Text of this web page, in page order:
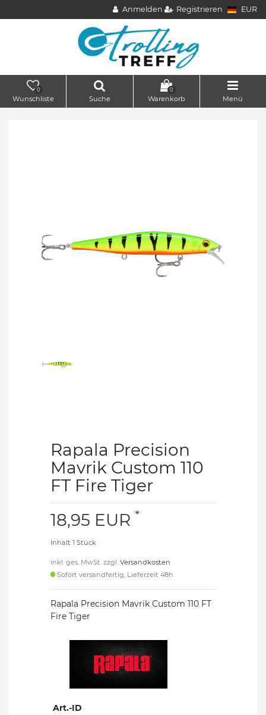
Anmelden Registrieren EUR
0
Wunschliste Suche
0
Warenkorb Menü
Rapala Precision
Mavrik Custom 110
FT Fire Tiger
18,95 EUR *
Inhalt 1 Stück
inkl. ges. MwSt. zzgl. Versandkosten
Sofort versandfertig, Lieferzeit 48h
Rapala Precision Mavrik Custom 110 FT
Fire Tiger
Art.-ID